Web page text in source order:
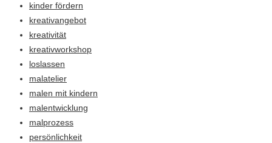
kinder fördern
kreativangebot
kreativität
kreativworkshop
loslassen
malatelier
malen mit kindern
malentwicklung
malprozess
persönlichkeit